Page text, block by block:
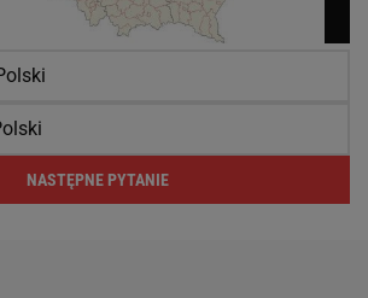
NASTĘPNE PYTANIE